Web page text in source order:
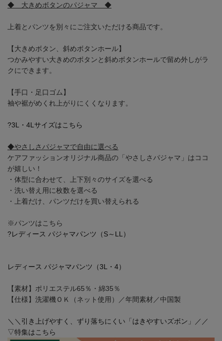
◆ 大きめボタンのパジャマ ◆
上着とパンツを別々にご注文いただける商品です。
【大きめボタン、斜めボタンホール】
つかみやすい大きめのボタンと斜めボタンホールで留め外しがラ
クにできます。
【手口・足口ゴム】
袖や裾がめくれ上がりにくくなります。
?3L・4Lサイズはこちら
◆やさしさパジャマで自由に選べる
ケアファッションオリジナル商品の「やさしさパジャマ」はココ
が嬉しい！
・体型に合わせて、上下別々のサイズを選べる
・洗い替え用に枚数を選べる
・上着だけ、パンツだけを買い替えられる
※パンツはこちら
?レディース パジャマパンツ（S～LL）
レディース パジャマパンツ（3L・4）
【素材】ポリエステル65％・綿35％
【仕様】洗濯機ＯＫ（ネット使用）／年間素材／中国製
＼＼引き上げやすく、ずり落ちにくい「はきやすいズボン」／／
▽特集はこちら